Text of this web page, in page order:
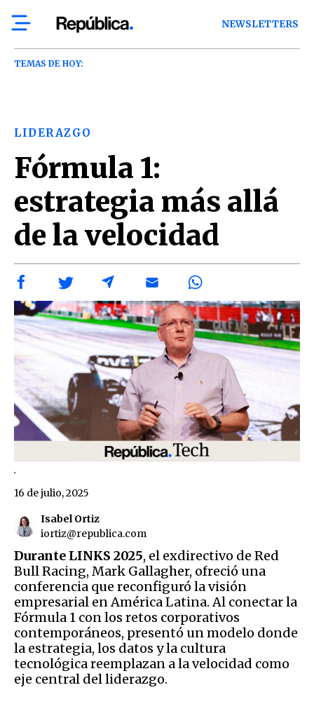
NEWSLETTERS
TEMAS DE HOY:
LIDERAZGO
Fórmula 1:
estrategia más allá
de la velocidad
.
Isabel Ortiz
iortiz@republica.com
16 de julio, 2025
Durante LINKS 2025, el exdirectivo de Red
Bull Racing, Mark Gallagher, ofreció una
conferencia que reconfiguró la visión
empresarial en América Latina. Al conectar la
Fórmula 1 con los retos corporativos
contemporáneos, presentó un modelo donde
la estrategia, los datos y la cultura
tecnológica reemplazan a la velocidad como
eje central del liderazgo.